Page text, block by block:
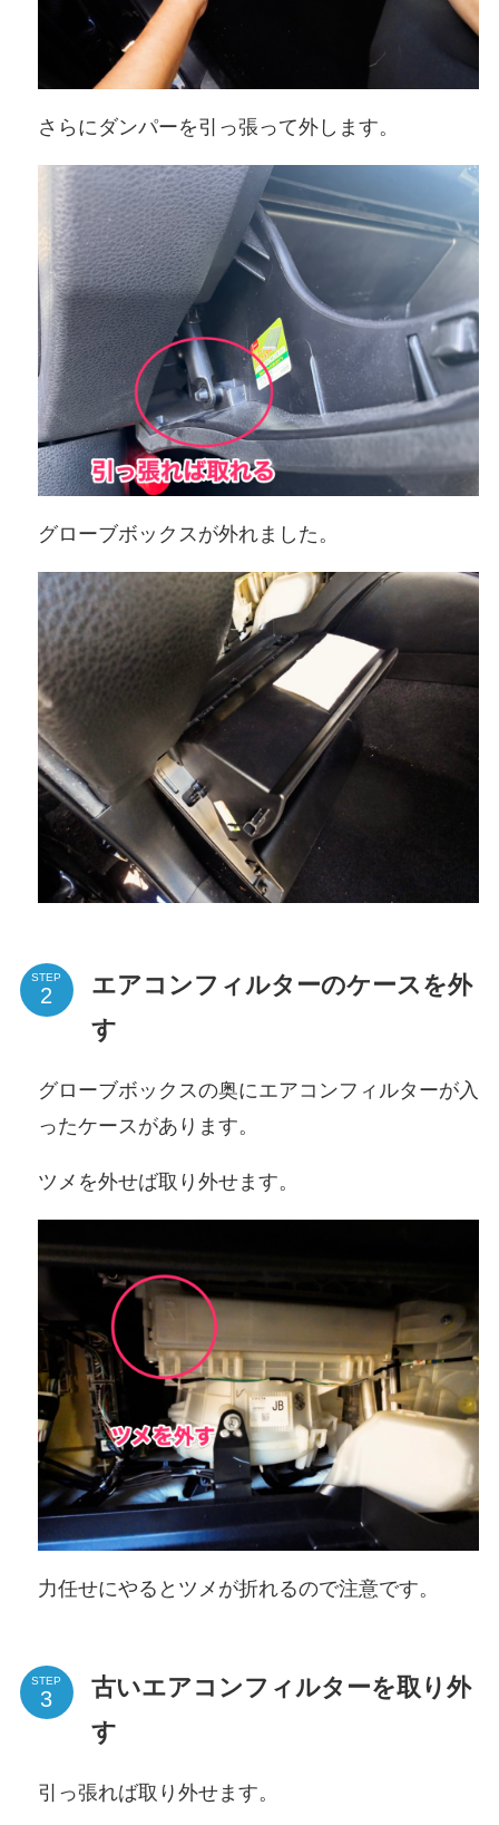
さらにダンパーを引っ張って外します。
グローブボックスが外れました。
STEP
エアコンフィルターのケースを外
す
グローブボックスの奥にエアコンフィルターが入
ったケースがあります。
ツメを外せば取り外せます。
力任せにやるとツメが折れるので注意です。
STEP
古いエアコンフィルターを取り外
す
引っ張れば取り外せます。